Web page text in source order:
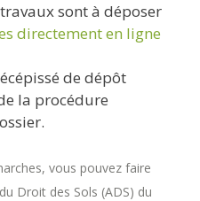
sont à déposer
directement en ligne
de dépôt
la procédure
vous pouvez faire
Droit des Sols (ADS) du